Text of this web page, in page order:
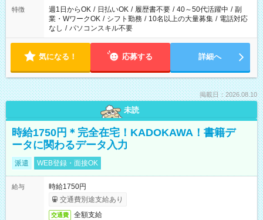
特徴 週1日からOK / 日払いOK / 履歴書不要 / 40～50代活躍中 / 副
業・WワークOK / シフト勤務 / 10名以上の大量募集 / 電話対応
なし / パソコンスキル不要
気になる！ 応募する 詳細へ
掲載日：2026.08.10
未読
時給1750円＊完全在宅！KADOKAWA！書籍デ
ータに関わるデータ入力
派遣 WEB登録・面接OK
給与
時給1750円
交通費別途支給あり
交通費 全額支給